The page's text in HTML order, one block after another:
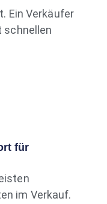
Ein Verkäufer
schnellen
für
im Verkauf.